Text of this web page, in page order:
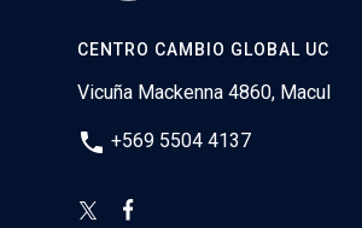
CENTRO CAMBIO GLOBAL UC
Vicuña Mackenna 4860, Macul
phone +569 5504 4137